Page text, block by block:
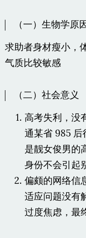
（一）生物学原
求助者身材瘦小，
气质比较敏感
（二）社会意义
高考失利，没
通某省 985
是靓女俊男的
身份不会引起
偏颇的网络信
适应问题没有
过度焦虑，最